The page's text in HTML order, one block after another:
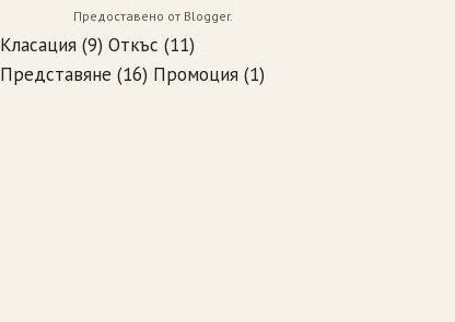
Предоставено от Blogger.
Класация (9) Откъс (11)
Представяне (16) Промоция (1)